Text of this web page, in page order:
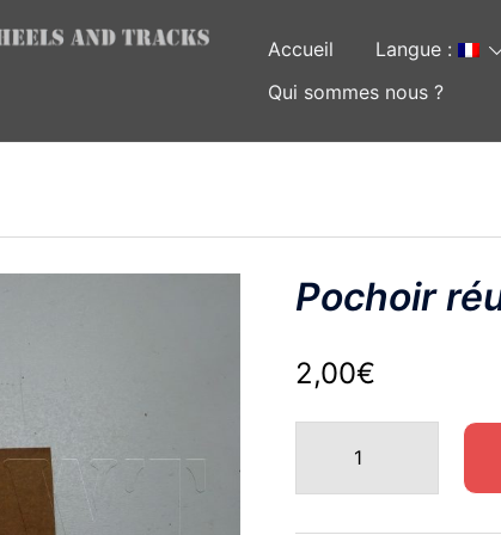
Accueil Langue :
Qui sommes nous ?
Pochoir
2,00€
Pochoir
réutilisable